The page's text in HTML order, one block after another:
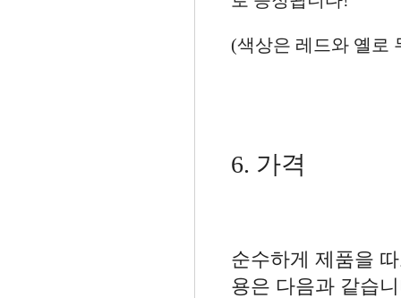
(색상은 레드와 옐로
6. 가격
순수하게 제품을
용은 다음과 같습